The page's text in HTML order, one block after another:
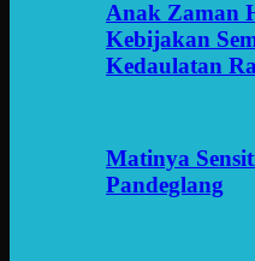
Anak Zaman
Kebijakan
Kedaulatan
Matinya
Pandeglang